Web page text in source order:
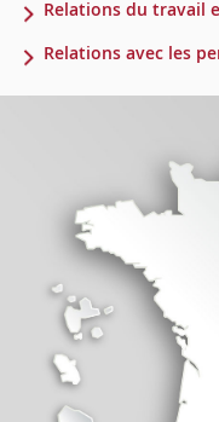
Relations du travail
Relations avec les